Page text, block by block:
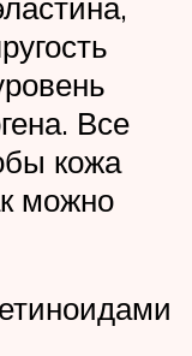
Все
кожа
можно